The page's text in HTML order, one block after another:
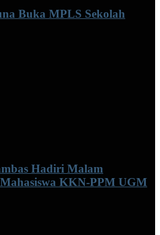
Buka MPLS Sekolah
Hadiri Malam
KKN-PPM UGM